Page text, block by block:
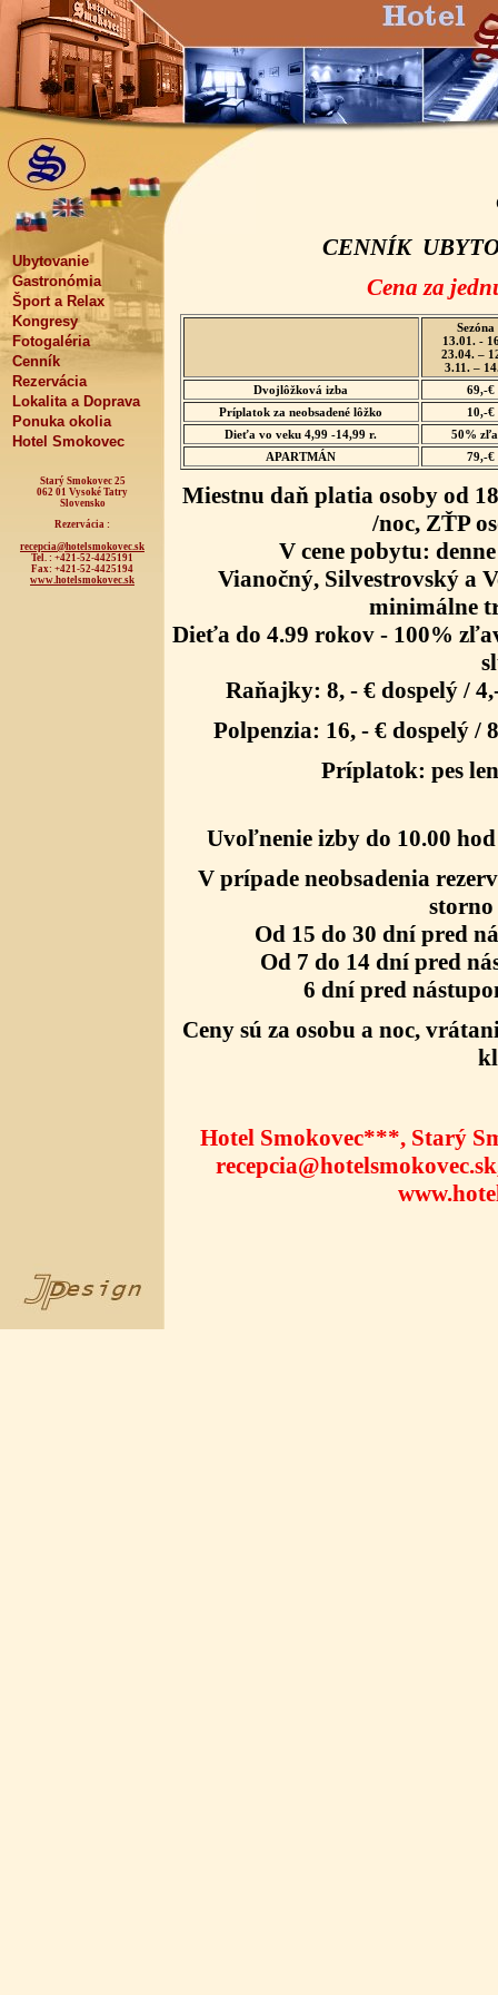
Ubytovanie
Gastronómia
Šport a Relax
Kongresy
Fotogaléria
Cenník
Rezervácia
Lokalita a Doprava
Ponuka okolia
Hotel Smokovec
Starý Smokovec 25
062 01 Vysoké Tatry
Slovensko
Rezervácia :
recepcia@hotelsmokovec.sk
Tel. : +421-52-4425191
Fax: +421-52-4425194
www.hotelsmokovec.sk
CENNÍK
Cena za
Sezóna
13.01. -
23.04. –
3.11. –
Dvojlôžková izba
69,-€
Príplatok za neobsadené lôžko
10,-€
Dieťa vo veku 4,99 -14,99 r.
50%
APARTMÁN
79,-€
Miestnu daň platia osoby od
/noc, ZŤP
V cene pobytu:
Vianočný, Silvestrovský a
minimálne
Dieťa do 4.99 rokov - 100%
Raňajky: 8, - € dospelý /
Polpenzia: 16, - € dospelý /
Príplatok: pes
Uvoľnenie izby do 10.00
V prípade neobsadenia
Od 15 do 30 dní pred
Od 7 do 14 dní pred
6 dní pred
Ceny sú za osobu a noc,
Hotel Smokovec***, Starý